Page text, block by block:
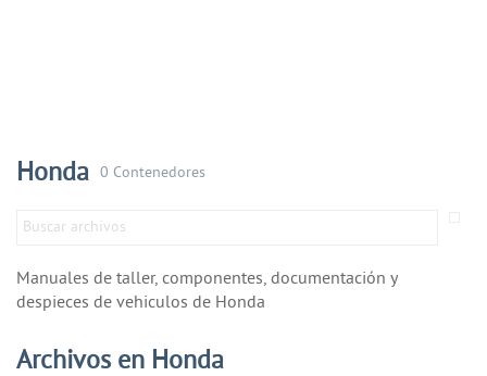
Honda 0 Contenedores
Manuales de taller, componentes, documentación y
despieces de vehiculos de Honda
Archivos en Honda